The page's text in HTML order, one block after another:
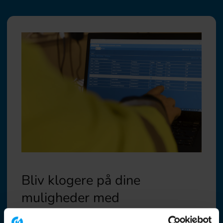
Bliv klogere på dine
muligheder med
SafetyEngine - Book en gratis